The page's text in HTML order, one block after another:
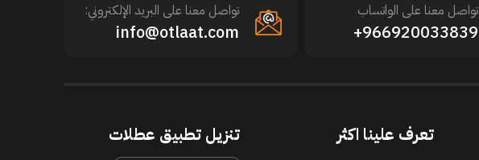
تواصل معنا على الواتساب
966920033839+
تواصل معنا على البريد الإلكتروني:
info@otlaat.com
تعرف علينا اكثر تنزيل تطبيق عطلات